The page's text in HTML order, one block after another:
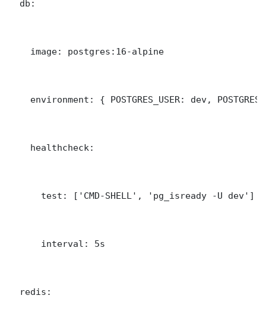
  db:
    image: postgres:16-alpine
environment: { POSTGRES_USER: dev,
    healthcheck:
      test: ['CMD-SHELL', 'pg_isready -U dev']
      interval: 5s
  redis: